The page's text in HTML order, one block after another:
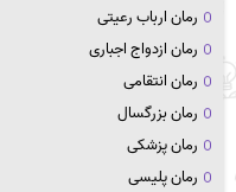
رمان ارباب رعیتی
رمان ازدواج اجباری
رمان انتقامی
رمان بزرگسال
رمان پزشکی
رمان پلیسی